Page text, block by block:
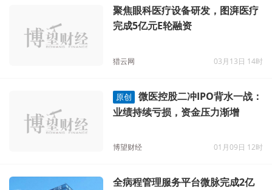
聚焦眼科医疗设备研发，图湃医疗
完成5亿元E轮融资
猎云网 03月13日 14时
原创
微医控股二冲IPO背水一战：
业绩持续亏损，资金压力渐增
博望财经 01月09日 12时
全病程管理服务平台微脉完成2亿